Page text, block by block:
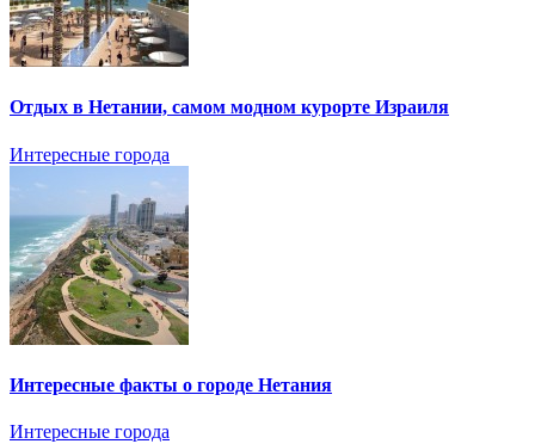
Отдых в Нетании, самом модном курорте Израиля
Интересные города
Интересные факты о городе Нетания
Интересные города